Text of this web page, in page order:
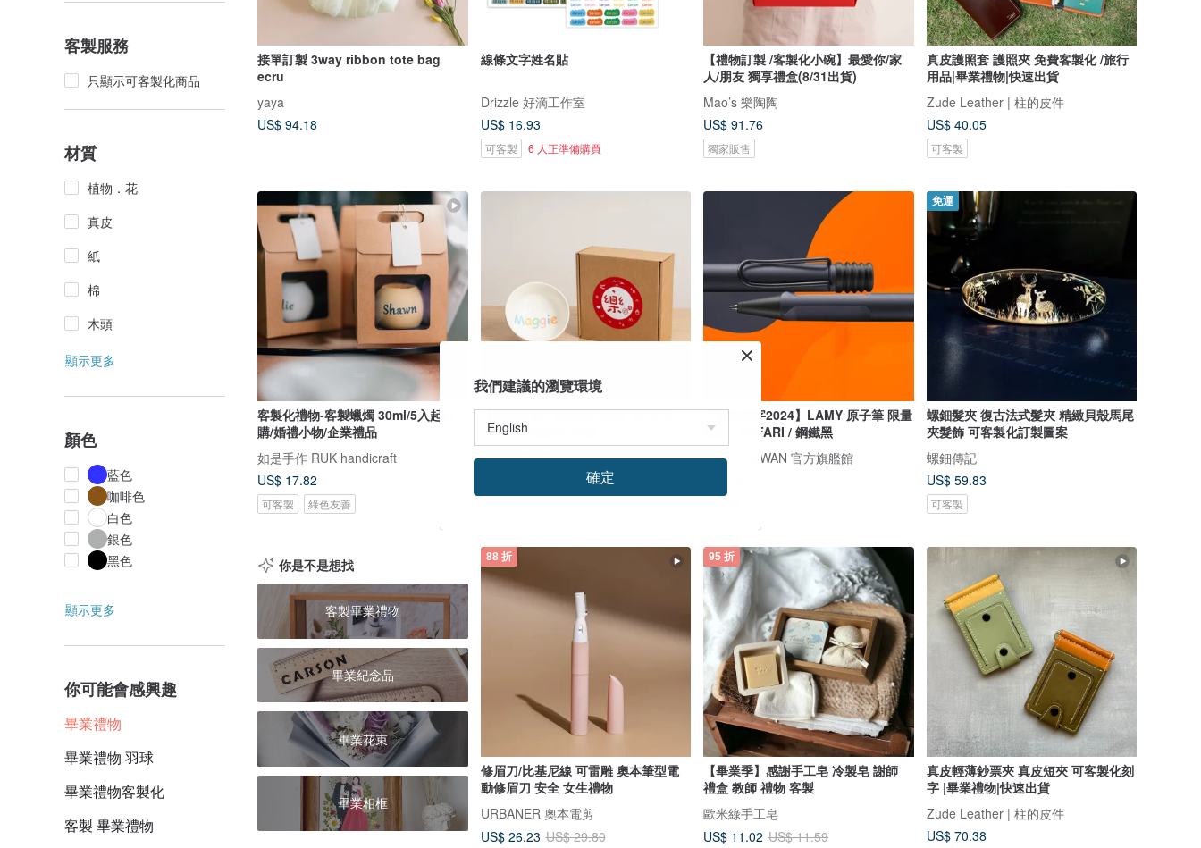
客製服務
只顯示可客製化商品
材質
植物．花
真皮
紙
棉
木頭
顯示更多
顏色
藍色
咖啡色
白色
銀色
黑色
顯示更多
你可能會感興趣
畢業禮物
畢業禮物 羽球
畢業禮物客製化
客製 畢業禮物
接單訂製 3way ribbon tote bag
ecru
yaya
US$ 94.18
線條文字姓名貼
Drizzle 好滴工作室
US$ 16.93
可客製 6 人正準備購買
【禮物訂製 /客製化小碗】最愛你/家
人/朋友 獨享禮盒(8/31出貨)
Mao’s 樂陶陶
US$ 91.76
獨家販售
真皮護照套 護照夾 免費客製化 /旅行
用品|畢業禮物|快速出貨
Zude Leather | 柱的皮件
US$ 40.05
可客製
客製化禮物-客製蠟燭 30ml/5入起訂
購/婚禮小物/企業禮品
如是手作 RUK handicraft
US$ 17.82
可客製 綠色友善
【禮物訂製 / 客製化 小碗】碗-單入
(08月31日出貨) 禮物
Mao’s 樂陶陶
【雷雕刻字2024】LAMY 原子筆 限量
獨家 / SAFARI / 鋼鐵黑
LAMY TAIWAN 官方旗艦館
免運
螺鈿髮夾 復古法式髮夾 精緻貝殼馬尾
夾髮飾 可客製化訂製圖案
螺鈿傳記
US$ 59.83
可客製
你是不是想找
客製畢業禮物
畢業紀念品
畢業花束
畢業相框
88 折
修眉刀/比基尼線 可雷雕 奧本筆型電
動修眉刀 安全 女生禮物
URBANER 奧本電剪
US$ 26.23 US$ 29.80
95 折
【畢業季】感謝手工皂 冷製皂 謝師
禮盒 教師 禮物 客製
歐米綠手工皂
US$ 11.02 US$ 11.59
真皮輕薄鈔票夾 真皮短夾 可客製化刻
字 |畢業禮物|快速出貨
Zude Leather | 柱的皮件
US$ 70.38
我們建議的瀏覽環境
確定